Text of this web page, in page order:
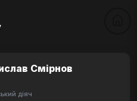
Смірнов
діяч